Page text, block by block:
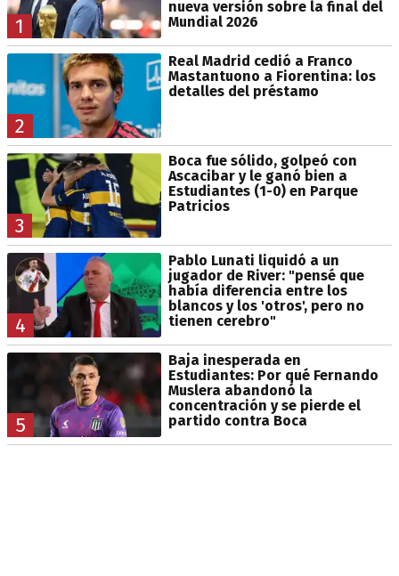
1
nueva versión sobre la final del
Mundial 2026
2
Real Madrid cedió a Franco
Mastantuono a Fiorentina: los
detalles del préstamo
3
Boca fue sólido, golpeó con
Ascacibar y le ganó bien a
Estudiantes (1-0) en Parque
Patricios
4
Pablo Lunati liquidó a un
jugador de River: "pensé que
había diferencia entre los
blancos y los 'otros', pero no
tienen cerebro"
5
Baja inesperada en
Estudiantes: Por qué Fernando
Muslera abandonó la
concentración y se pierde el
partido contra Boca